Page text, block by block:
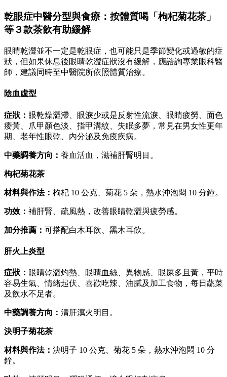
乾眼症中醫分型與食療：按體質喝「枸杞菊花茶」
等３款茶飲有助緩解
眼睛乾澀並不一定是乾眼症，也可能只是季節變化或過敏的症
狀，但如果休息後眼睛乾澀症狀沒有緩解，應諮詢專業眼科醫
師，建議同時至中醫院所依照體質治療。
陰血虛型
症狀： 眼乾燥澀滯、眼淚少或是反射性流淚、眼睛疲勞、面色
痿黃、爪甲顏色淡、指甲溝紋、失眠多夢，常見在男女性更年
期、老年性眼乾、內分泌及免疫疾病。
中藥調養方向： 養血活血，滋補肝腎明目。
枸杞菊花茶
材料與作法： 枸杞 10 公克、菊花 5 朵，熱水沖泡悶 10 分鐘。
功效： 補肝腎、疏風熱，改善眼睛乾澀與疲勞感。
加分推薦： 可搭配白木耳飲、黑木耳飲。
肝火上炎型
症狀： 眼睛乾澀灼熱、眼睛血絲、異物感、眼屎多且黃，平時
容易生氣、情緒起伏、喜歡吃辣、油膩及加工食物，每日蔬菜
及飲水不足者。
中藥調養方向： 清肝瀉火明目。
決明子菊花茶
材料與作法： 決明子 10 公克、菊花 5 朵，熱水沖泡悶 10 分
鐘。